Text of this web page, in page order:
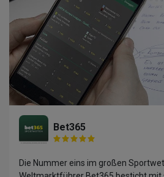
Bet365
Die Nummer eins im großen